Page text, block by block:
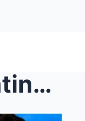
Ang Totoong Buhay at Unti-unting Paghahon sa Tagum...